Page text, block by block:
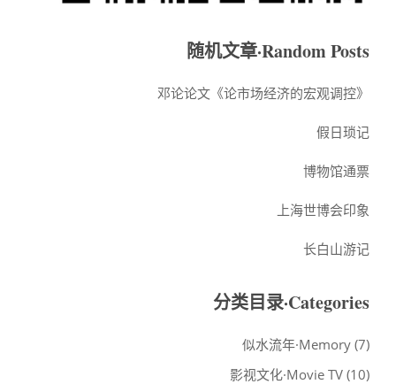
随机文章·Random Posts
邓论论文《论市场经济的宏观调控》
假日琐记
博物馆通票
上海世博会印象
长白山游记
分类目录·Categories
似水流年·Memory (7)
影视文化·Movie TV (10)